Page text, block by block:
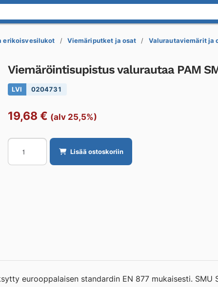
erikoisvesilukot Viemäriputket ja osat Valurautaviemärit ja
Viemäröintisupistus valurautaa PAM
LVI 0204731
19,68 € (alv 25,5%)
Viemäröintisupistus
valurautaa
PAM
Lisää ostoskoriin
eurooppalaisen standardin EN 877 mukaisesti. SMU